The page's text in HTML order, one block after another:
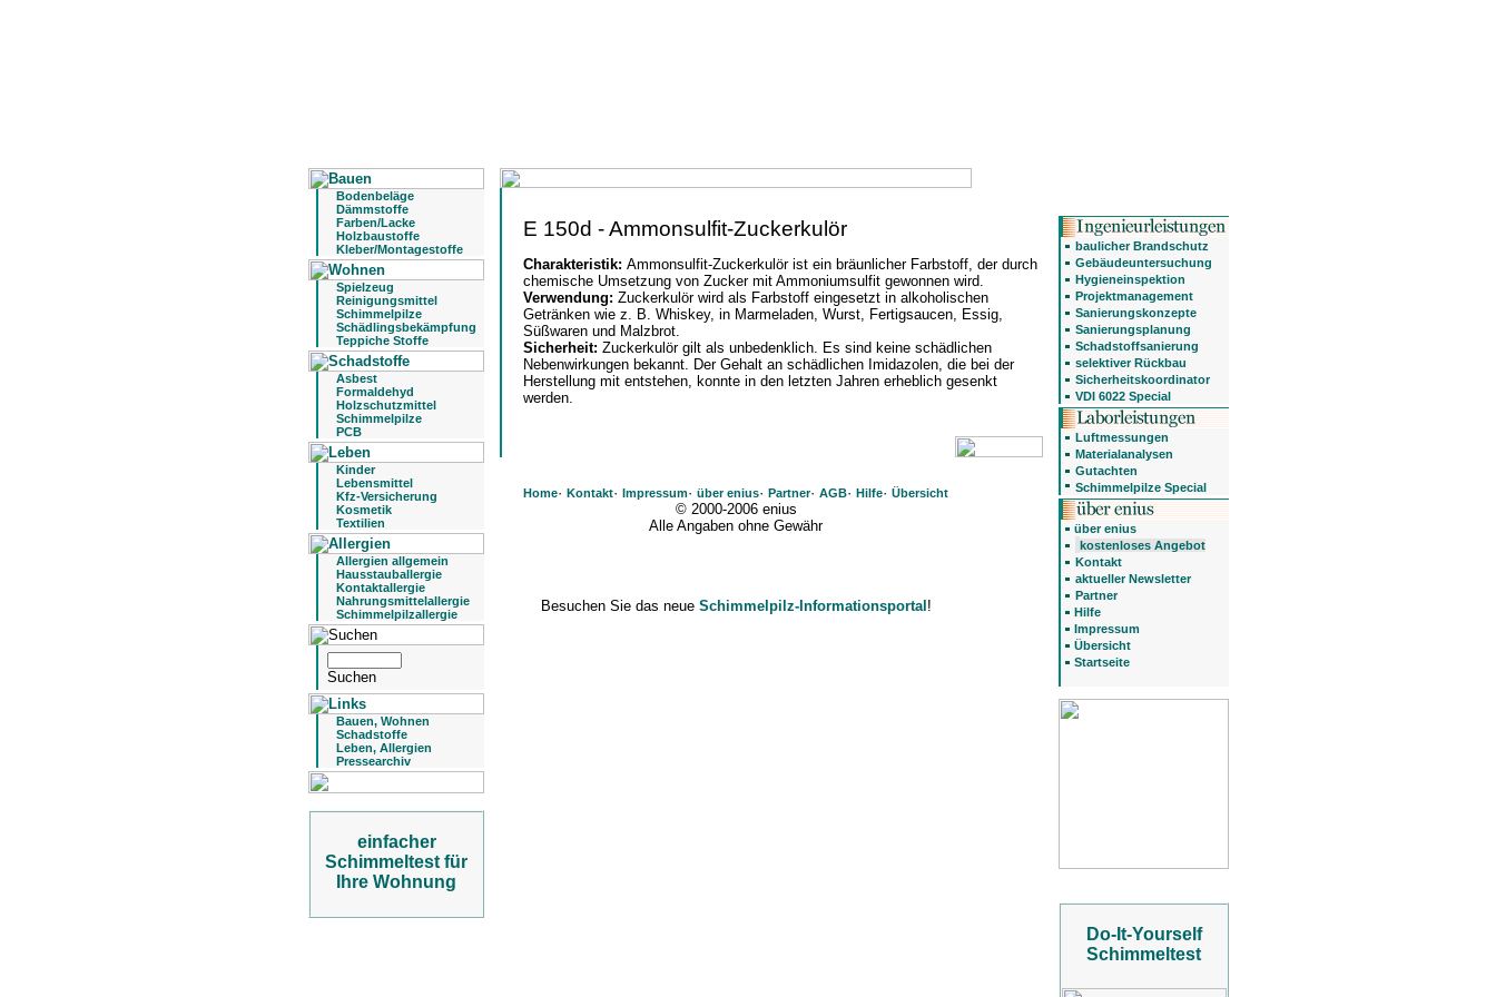
Bodenbeläge
Dämmstoffe
Farben/Lacke
Holzbaustoffe
Kleber/Montagestoffe
Spielzeug
Reinigungsmittel
Schimmelpilze
Schädlingsbekämpfung
Teppiche Stoffe
Asbest
Formaldehyd
Holzschutzmittel
Schimmelpilze
PCB
Kinder
Lebensmittel
Kfz-Versicherung
Kosmetik
Textilien
Allergien allgemein
Hausstauballergie
Kontaktallergie
Nahrungsmittelallergie
Schimmelpilzallergie
Bauen, Wohnen
Schadstoffe
Leben, Allergien
Pressearchiv
einfacher
Schimmeltest für
Ihre Wohnung
E 150d - Ammonsulfit-Zuckerkulör
Charakteristik: Ammonsulfit-Zuckerkulör ist ein bräunlicher Farbstoff, der durch
chemische Umsetzung von Zucker mit Ammoniumsulfit gewonnen wird.
Verwendung: Zuckerkulör wird als Farbstoff eingesetzt in alkoholischen
Getränken wie z. B. Whiskey, in Marmeladen, Wurst, Fertigsaucen, Essig,
Süßwaren und Malzbrot.
Sicherheit: Zuckerkulör gilt als unbedenklich. Es sind keine schädlichen
Nebenwirkungen bekannt. Der Gehalt an schädlichen Imidazolen, die bei der
Herstellung mit entstehen, konnte in den letzten Jahren erheblich gesenkt
werden.
Home· Kontakt· Impressum· über enius· Partner· AGB· Hilfe· Übersicht
© 2000-2006 enius
Alle Angaben ohne Gewähr
Besuchen Sie das neue Schimmelpilz-Informationsportal!
baulicher Brandschutz
Gebäudeuntersuchung
Hygieneinspektion
Projektmanagement
Sanierungskonzepte
Sanierungsplanung
Schadstoffsanierung
selektiver Rückbau
Sicherheitskoordinator
VDI 6022 Special
Luftmessungen
Materialanalysen
Gutachten
Schimmelpilze Special
über enius
kostenloses Angebot
Kontakt
aktueller Newsletter
Partner
Hilfe
Impressum
Übersicht
Startseite
Do-It-Yourself
Schimmeltest